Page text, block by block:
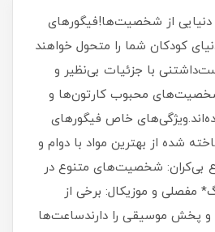
از شخصیت‌ها!فیگورهای
کودکان شما را متحول خواهند
با جزئیات بی‌نظیر و
محبوب کارتون‌ها و
خاص فیگورهای
شده از بهترین مواد با دوام و
بی‌کران: شخصیت‌های متنوع در
مفصلی و موزیکال: برخی از
و پخش موسیقی را دارندساعت‌ها